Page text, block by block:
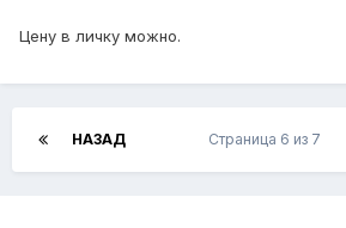
Цену в личку можно.
НАЗАД Страница 6 из 7